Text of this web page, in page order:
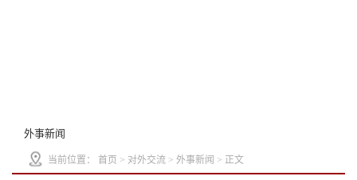
外事新闻
当前位置： 首页 > 对外交流 > 外事新闻 > 正文